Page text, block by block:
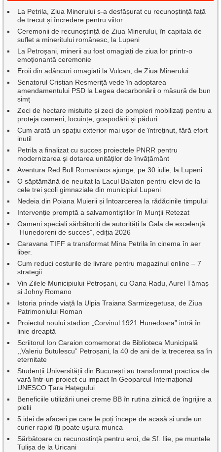
La Petrila, Ziua Minerului s-a desfășurat cu recunoștință față
de trecut și încredere pentru viitor
Ceremonii de recunoștință de Ziua Minerului, în capitala de
suflet a mineritului românesc, la Lupeni
La Petroșani, minerii au fost omagiați de ziua lor printr-o
emoționantă ceremonie
Eroii din adâncuri omagiați la Vulcan, de Ziua Minerului
Senatorul Cristian Resmeriță vede în adoptarea
amendamentului PSD la Legea decarbonării o măsură de bun
simț
Zeci de hectare mistuite și zeci de pompieri mobilizați pentru a
proteja oameni, locuințe, gospodării și păduri
Cum arată un spațiu exterior mai ușor de întreținut, fără efort
inutil
Petrila a finalizat cu succes proiectele PNRR pentru
modernizarea și dotarea unităților de învățământ
Aventura Red Bull Romaniacs ajunge, pe 30 iulie, la Lupeni
O săptămână de neuitat la Lacul Balaton pentru elevi de la
cele trei școli gimnaziale din municipiul Lupeni
Nedeia din Poiana Muierii și întoarcerea la rădăcinile timpului
Intervenție promptă a salvamontiștilor în Munții Retezat
Oameni speciali sărbătoriți de autorități la Gala de excelenţă
”Hunedoreni de succes”, ediția 2026
Caravana TIFF a transformat Mina Petrila în cinema în aer
liber.
Cum reduci costurile de livrare pentru magazinul online – 7
strategii
Vin Zilele Municipiului Petroșani, cu Oana Radu, Aurel Tămaș
și Johny Romano
Istoria prinde viață la Ulpia Traiana Sarmizegetusa, de Ziua
Patrimoniului Roman
Proiectul noului stadion „Corvinul 1921 Hunedoara” intră în
linie dreaptă
Scriitorul Ion Caraion comemorat de Biblioteca Municipală
,,Valeriu Butulescu” Petroșani, la 40 de ani de la trecerea sa în
eternitate
Studenții Universității din București au transformat practica de
vară într-un proiect cu impact în Geoparcul Internațional
UNESCO Țara Hațegului
Beneficiile utilizării unei creme BB în rutina zilnică de îngrijire a
pielii
5 idei de afaceri pe care le poți începe de acasă și unde un
curier rapid îți poate ușura munca
Sărbătoare cu recunoștință pentru eroi, de Sf. Ilie, pe muntele
Tulișa de la Uricani